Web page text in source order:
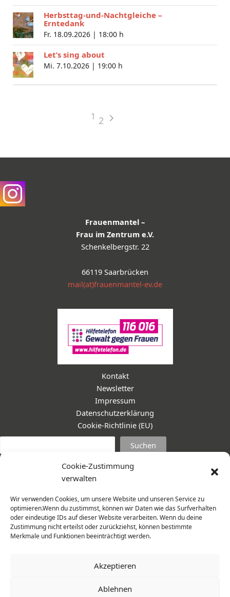
Cookie-Zustimmung
verwalten
Wir verwenden Cookies, um unsere Website und unseren Service zu
optimieren.Wenn du zustimmst, können wir Daten wie das Surfverhalten
oder eindeutige IDs auf dieser Website verarbeiten. Wenn du deine
Zustimmung nicht erteilst oder zurückziehst, können bestimmte
Merkmale und Funktionen beeinträchtigt werden.
Akzeptieren
Ablehnen
Herbsttag-und-Nachtgleiche –
Erntedank
Fr. 18.09.2026 | 18:00 h
Let’s sing about
Mi. 7.10.2026 | 19:00 h
1 2
Frauenmantel –
Frau im Zentrum e.V.
Schenkelbergstr. 22
66119 Saarbrücken
mail(at)frauenmantel-ev.de
Kontakt
Newsletter
Impressum
Datenschutzerklärung
Cookie-Richtlinie (EU)
Suchen